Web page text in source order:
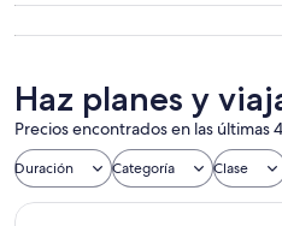
Haz planes y
Precios encontrados en las últimas
Duración Categoría Clase